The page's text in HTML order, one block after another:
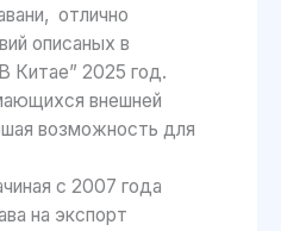
отлично
описаных в
Китае” 2025 год.
внешней
возможность для
с 2007 года
на экспорт